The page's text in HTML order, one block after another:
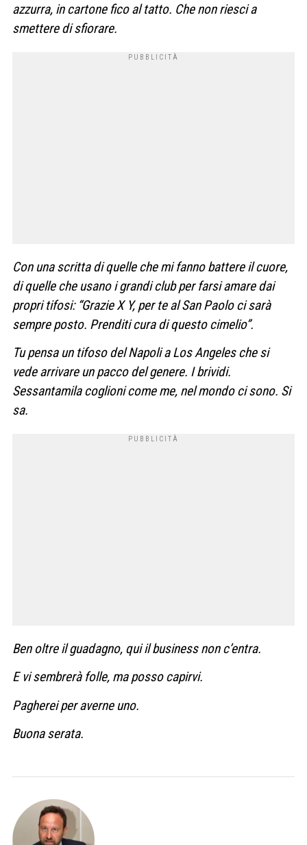
azzurra, in cartone fico al tatto. Che non riesci a
smettere di sfiorare.
Con una scritta di quelle che mi fanno battere il cuore,
di quelle che usano i grandi club per farsi amare dai
propri tifosi: “Grazie X Y, per te al San Paolo ci sarà
sempre posto. Prenditi cura di questo cimelio”.
Tu pensa un tifoso del Napoli a Los Angeles che si
vede arrivare un pacco del genere. I brividi.
Sessantamila coglioni come me, nel mondo ci sono. Si
sa.
Ben oltre il guadagno, qui il business non c’entra.
E vi sembrerà folle, ma posso capirvi.
Pagherei per averne uno.
Buona serata.